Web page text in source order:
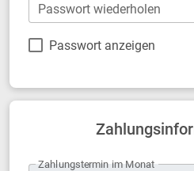
Passwort wiederholen
Passwort anzeigen
Zahlungstermin im Monat